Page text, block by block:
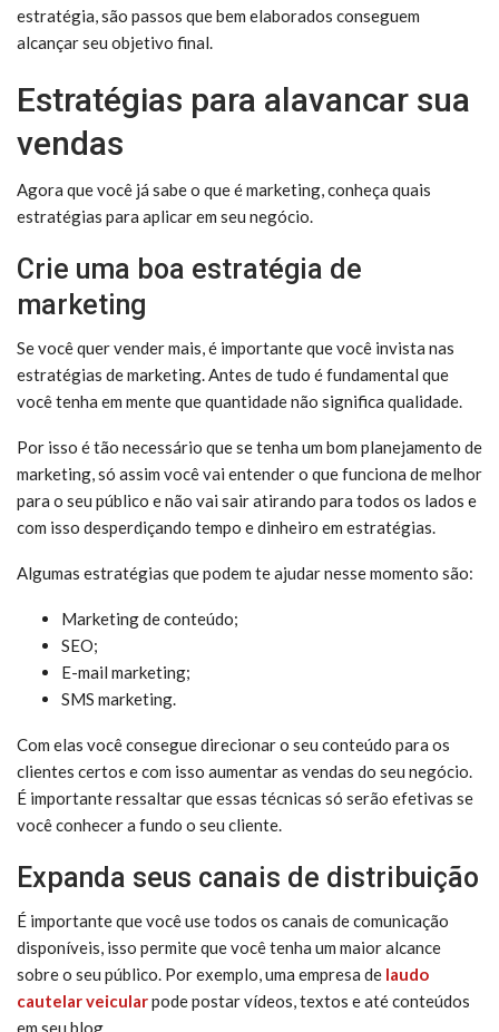
estratégia, são passos que bem elaborados conseguem
alcançar seu objetivo final.
Estratégias para alavancar sua
vendas
Agora que você já sabe o que é marketing, conheça quais
estratégias para aplicar em seu negócio.
Crie uma boa estratégia de
marketing
Se você quer vender mais, é importante que você invista nas
estratégias de marketing. Antes de tudo é fundamental que
você tenha em mente que quantidade não significa qualidade.
Por isso é tão necessário que se tenha um bom planejamento de
marketing, só assim você vai entender o que funciona de melhor
para o seu público e não vai sair atirando para todos os lados e
com isso desperdiçando tempo e dinheiro em estratégias.
Algumas estratégias que podem te ajudar nesse momento são:
Marketing de conteúdo;
SEO;
E-mail marketing;
SMS marketing.
Com elas você consegue direcionar o seu conteúdo para os
clientes certos e com isso aumentar as vendas do seu negócio.
É importante ressaltar que essas técnicas só serão efetivas se
você conhecer a fundo o seu cliente.
Expanda seus canais de distribuição
É importante que você use todos os canais de comunicação
disponíveis, isso permite que você tenha um maior alcance
sobre o seu público. Por exemplo, uma empresa de laudo
cautelar veicularpode postar vídeos, textos e até conteúdos
em seu blog.